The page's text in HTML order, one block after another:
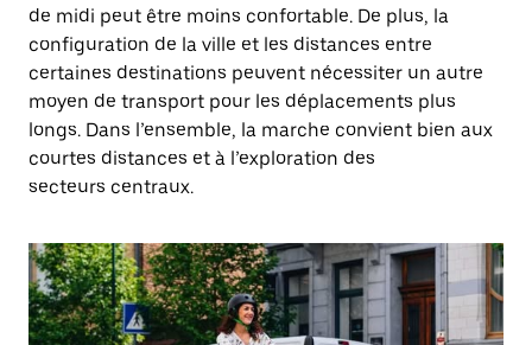
de midi peut être moins confortable. De plus, la
configuration de la ville et les distances entre
certaines destinations peuvent nécessiter un autre
moyen de transport pour les déplacements plus
longs. Dans l’ensemble, la marche convient bien aux
courtes distances et à l’exploration des
secteurs centraux.